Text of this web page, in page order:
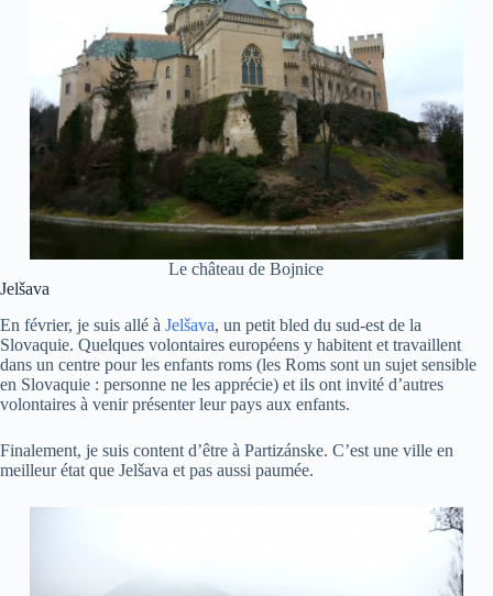
Le château de Bojnice
Jelšava
En février, je suis allé à Jelšava, un petit bled du sud-est de la
Slovaquie. Quelques volontaires européens y habitent et travaillent
dans un centre pour les enfants roms (les Roms sont un sujet sensible
en Slovaquie : personne ne les apprécie) et ils ont invité d’autres
volontaires à venir présenter leur pays aux enfants.
Finalement, je suis content d’être à Partizánske. C’est une ville en
meilleur état que Jelšava et pas aussi paumée.